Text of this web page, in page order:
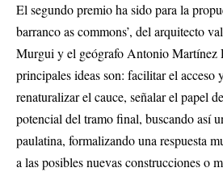
El segundo premio ha sido para la
barranco as commons’, del arquitecto
Murgui y el geógrafo Antonio Martínez
principales ideas son: facilitar el acceso
renaturalizar el cauce, señalar el papel
potencial del tramo final, buscando así
paulatina, formalizando una respuesta
a las posibles nuevas construcciones o